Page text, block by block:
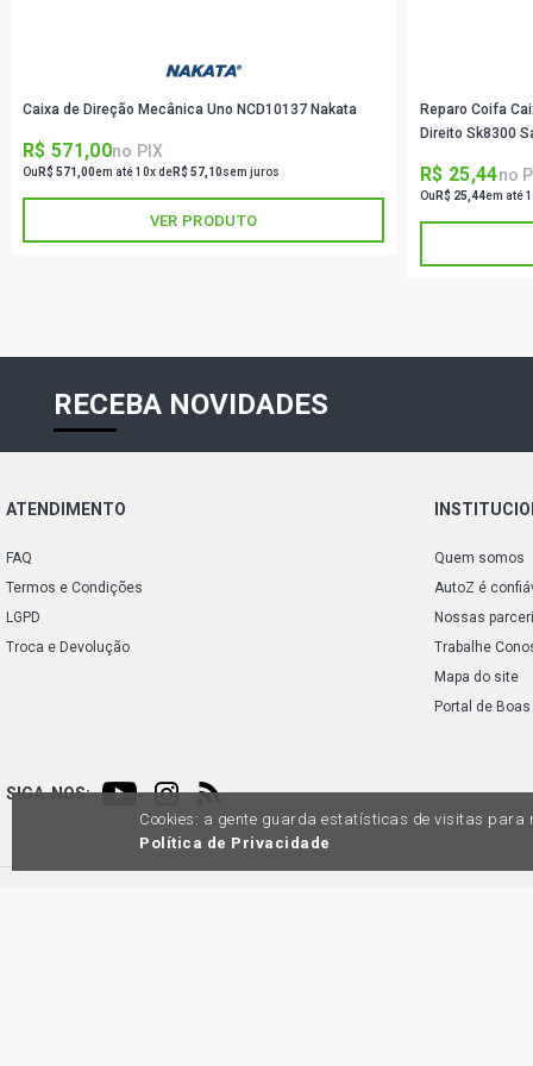
Caixa de Direção Mecânica Uno NCD10137 Nakata
R$ 571,00no PIX
Ou R$ 571,00em até 10x deR$ 57,10sem juros
VER PRODUTO
Reparo Coifa
Direito Sk8300
R$ 25,44no
Ou R$ 25,44em até
RECEBA NOVIDADES
ATENDIMENTO
FAQ
Termos e Condições
LGPD
Troca e Devolução
Quem somos
AutoZ é
Nossas
Trabalhe
Mapa do site
Portal de
SIGA-NOS:
Cookies: a gente guarda estatísticas de visitas para
Política de Privacidade